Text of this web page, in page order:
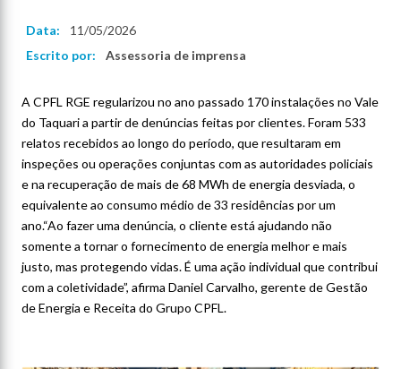
Data:
11/05/2026
Escrito por:
Assessoria de imprensa
A CPFL RGE regularizou no ano passado 170 instalações no Vale
do Taquari a partir de denúncias feitas por clientes. Foram 533
relatos recebidos ao longo do período, que resultaram em
inspeções ou operações conjuntas com as autoridades policiais
e na recuperação de mais de 68 MWh de energia desviada, o
equivalente ao consumo médio de 33 residências por um
ano.“Ao fazer uma denúncia, o cliente está ajudando não
somente a tornar o fornecimento de energia melhor e mais
justo, mas protegendo vidas. É uma ação individual que contribui
com a coletividade”, afirma Daniel Carvalho, gerente de Gestão
de Energia e Receita do Grupo CPFL.